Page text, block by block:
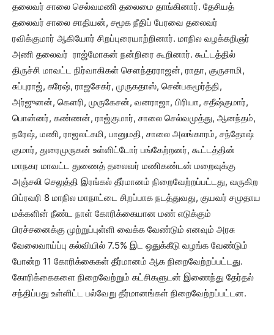
தலைவர் சாலை செல்வமணி தலைமை தாங்கினார். தேசியத்
தலைவர் சாலை சாதியன், சமூக நீதிப் பேரவை தலைவர்
ரவிக்குமார் ஆகியோர் சிறப்புரையாற்றினார். மாநில வழக்கறிஞர்
அணி தலைவர் ராஜ்மோகன் நன்றிரை கூறினார். கூட்டத்தில்
திருச்சி மாவட்ட நிர்வாகிகள் சௌந்தரராஜன், ராதா, குருசாமி,
சுப்புராஜ், சுரேஷ், ராஜசேகர், முருகதாஸ், சென்பகமூர்த்தி,
அர்ஜுனன், கௌரி, முருகேசன், வனராஜா, பிரியா, சதீஷ்குமார்,
பொன்னர், கண்ணன், ராஜ்குமார், சாலை செல்வமுத்து, ஆனந்தம்,
நரேஷ், மணி, ராஜலட்சுமி, பானுமதி, சாலை அலங்காரம், சந்தோஷ்
குமார், துரைமுருகன் உள்ளிட்டோர் பங்கேற்றனர், கூட்டத்தின்
மாநகர மாவட்ட துணைத் தலைவர் மணிகண்டன் மறைவுக்கு
அஞ்சலி செலுத்தி இரங்கல் தீர்மானம் நிறைவேற்றப்பட்டது, வருகிற
பிப்ரவரி 8 மாநில மாநாட்டை சிறப்பாக நடத்துவது, குயவர் சமுதாய
மக்களின் நீண்ட நாள் கோரிக்கையான மண் எடுக்கும்
பிரச்சனைக்கு முற்றுப்புள்ளி வைக்க வேண்டும் எனவும் அரசு
வேலைவாய்ப்பு கல்வியில் 7.5% இட ஒதுக்கீடு வழங்க வேண்டும்
போன்ற 11 கோரிக்கைகள் தீர்மானம் ஆக நிறைவேற்றப்பட்டது.
கோரிக்கைகளை நிறைவேற்றும் கட்சிகளுடன் இணைந்து தேர்தல்
சந்திப்பது உள்ளிட்ட பல்வேறு தீர்மானங்கள் நிறைவேற்றப்பட்டன.